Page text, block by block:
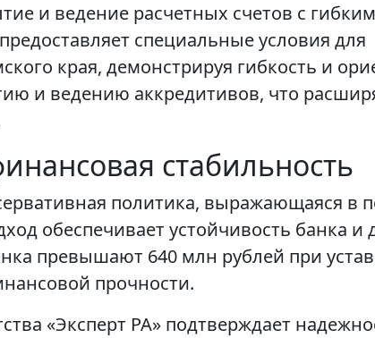
и ведение расчетных счетов с
специальные условия для
края, демонстрируя гибкость и
и ведению аккредитивов, что
стабильность
политика, выражающаяся в
обеспечивает устойчивость банка и
превышают 640 млн рублей при
прочности.
«Эксперт РА» подтверждает